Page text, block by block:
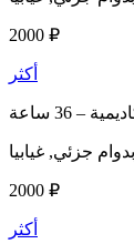
2000 ₽
أكثر
–
جزئي, غيابيا
2000 ₽
أكثر